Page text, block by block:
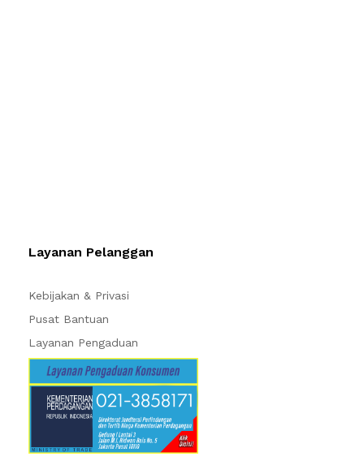
Layanan Pelanggan
Kebijakan & Privasi
Pusat Bantuan
Layanan Pengaduan